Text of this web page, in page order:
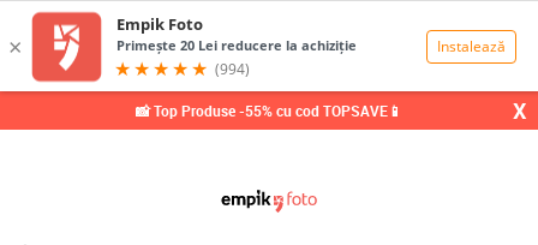
📸 Top Produse -55% cu cod TOPSAVE📱 X